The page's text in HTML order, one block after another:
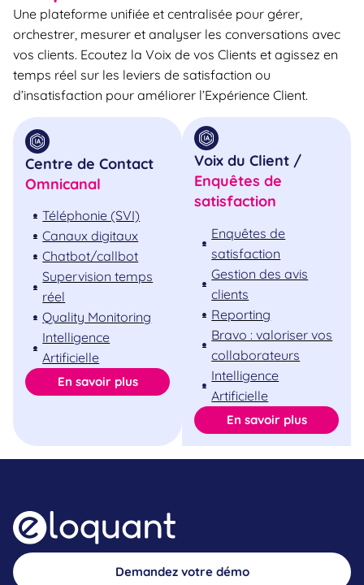
Une plateforme unifiée et centralisée pour gérer,
orchestrer, mesurer et analyser les conversations avec
vos clients. Ecoutez la Voix de vos Clients et agissez en
temps réel sur les leviers de satisfaction ou
d’insatisfaction pour améliorer l’Expérience Client.
Centre de Contact
Omnicanal
Téléphonie (SVI)
Canaux digitaux
Chatbot/callbot
Supervision temps
réel
Quality Monitoring
Intelligence
Artificielle
En savoir plus
Voix du Client /
Enquêtes de
satisfaction
Enquêtes de
satisfaction
Gestion des avis
clients
Reporting
Bravo : valoriser vos
collaborateurs
Intelligence
Artificielle
En savoir plus
Demandez votre démo